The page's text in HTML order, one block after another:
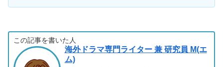
この記事を書いた人
海外ドラマ専門ライター 兼 研究員 M(エ
ム)